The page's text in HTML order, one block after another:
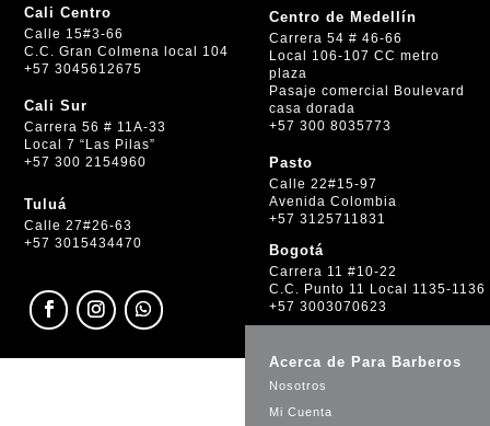
Cali Centro
Calle 15#3-66
C.C. Gran Colmena local 104
+57 3045612675
Cali Sur
Carrera 56 # 11A-33
Local 7 “Las Pilas”
+57 300 2154960
Tuluá
Calle 27#26-63
+57 3015434470
Centro de Medellín
Carrera 54 # 46-66
Local 106-107 CC metro
plaza
Pasaje comercial Boulevard
casa dorada
+57 300 8035773
Pasto
Calle 22#15-97
Avenida Colombia
+57 3125711831
Bogotá
Carrera 11 #10-22
C.C. Punto 11 Local 1135-1136
+57 3003070623
Acerca de Para Barberos
Nosotros
Mi Cuenta